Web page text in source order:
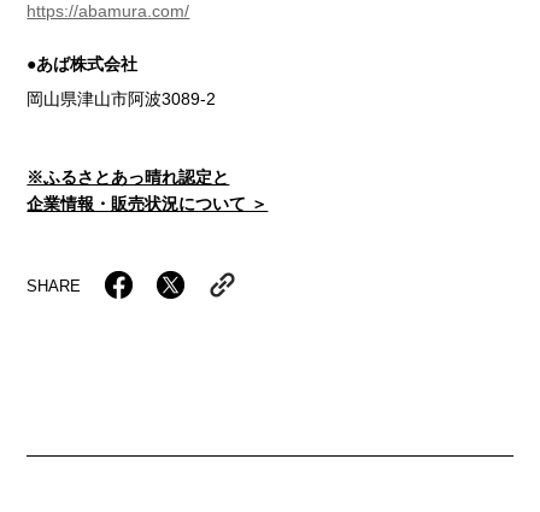
https://abamura.com/
●あば株式会社
岡山県津山市阿波3089-2
※ふるさとあっ晴れ認定と
企業情報・販売状況について ＞
SHARE